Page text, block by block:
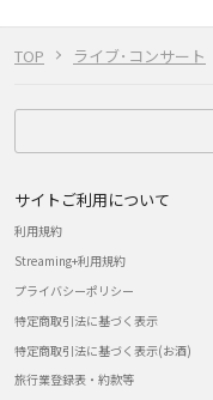
TOP ライブ･コンサート
サイトご利用について
利用規約
Streaming+利用規約
プライバシーポリシー
特定商取引法に基づく表示
特定商取引法に基づく表示(お酒)
旅行業登録表・約款等